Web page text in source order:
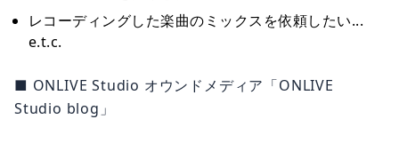
レコーディングした楽曲のミックスを依頼したい...
e.t.c.
■ ONLIVE Studio オウンドメディア「ONLIVE
Studio blog」